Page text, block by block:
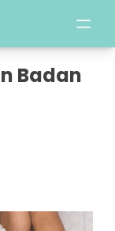
Badan